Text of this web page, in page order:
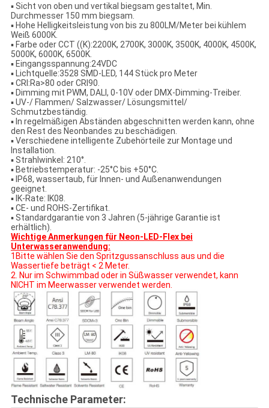
▪ Sicht von oben und vertikal biegsam gestaltet, Min.
Durchmesser 150 mm biegsam.
▪ Hohe Helligkeitsleistung von bis zu 800LM/Meter bei kühlem
Weiß 6000K.
▪ Farbe oder CCT ((K):2200K, 2700K, 3000K, 3500K, 4000K, 4500K,
5000K, 6000K, 6500K.
▪ Eingangsspannung:24VDC
▪ Lichtquelle:3528 SMD-LED, 144 Stück pro Meter
▪ CRI:Ra>80 oder CRI90.
▪ Dimming mit PWM, DALI, 0-10V oder DMX-Dimming-Treiber.
▪ UV-/ Flammen/ Salzwasser/ Lösungsmittel/
Schmutzbeständig.
▪ In regelmäßigen Abständen abgeschnitten werden kann, ohne
den Rest des Neonbandes zu beschädigen.
▪ Verschiedene intelligente Zubehörteile zur Montage und
Installation.
▪ Strahlwinkel: 210°.
▪ Betriebstemperatur: -25°C bis +50°C.
▪ IP68, wassertaub, für Innen- und Außenanwendungen
geeignet.
▪ IK-Rate: IK08.
▪ CE- und ROHS-Zertifikat.
▪ Standardgarantie von 3 Jahren (5-jährige Garantie ist
erhältlich).
Wichtige Anmerkungen für Neon-LED-Flex bei
Unterwasseranwendung:
1Bitte wählen Sie den Spritzgussanschluss aus und die
Wassertiefe beträgt < 2 Meter.
2. Nur im Schwimmbad oder in Süßwasser verwendet, kann
NICHT im Meerwasser verwendet werden.
Technische Parameter: